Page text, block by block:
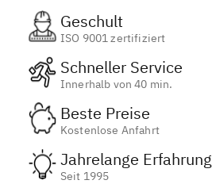
Geschult
ISO 9001 zertifiziert
Schneller Service
Innerhalb von 40 min.
Beste Preise
Kostenlose Anfahrt
Jahrelange Erfahrung
Seit 1995